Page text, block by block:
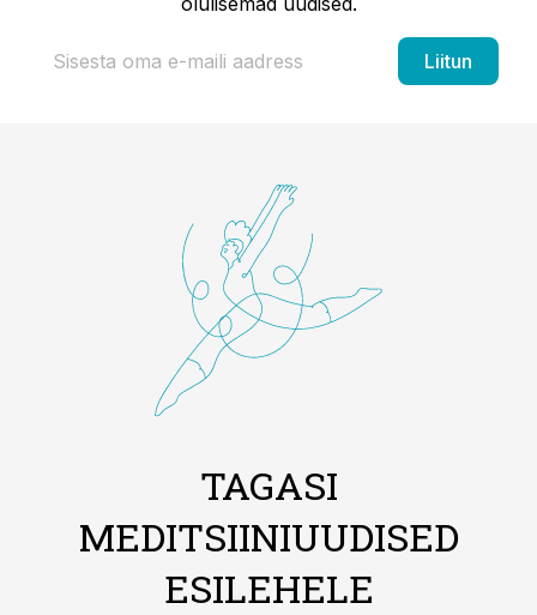
Liitun
TAGASI
MEDITSIINIUUDISED
ESILEHELE